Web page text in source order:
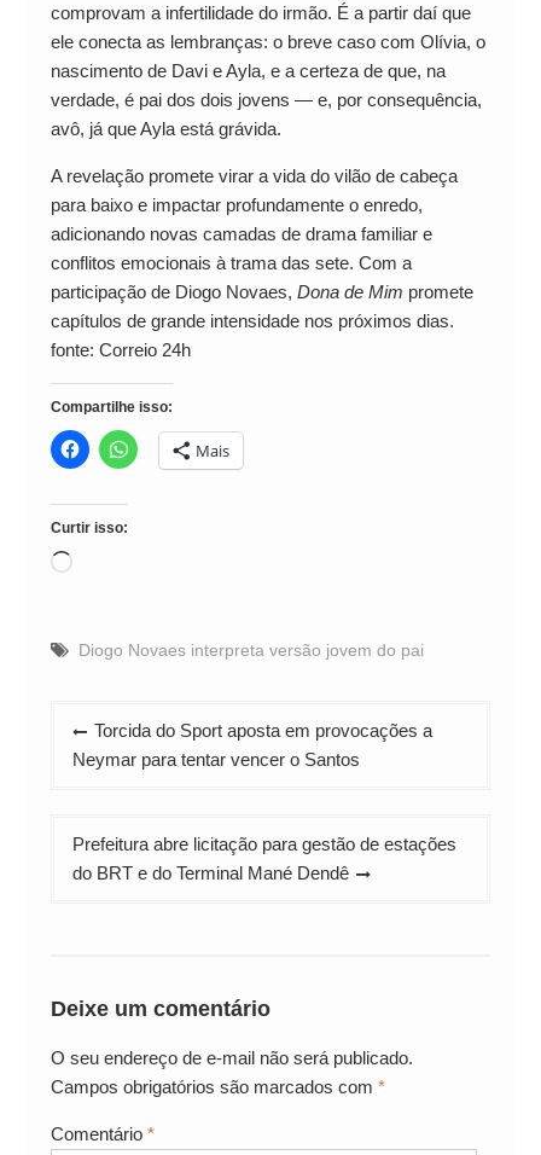
comprovam a infertilidade do irmão. É a partir daí que
ele conecta as lembranças: o breve caso com Olívia, o
nascimento de Davi e Ayla, e a certeza de que, na
verdade, é pai dos dois jovens — e, por consequência,
avô, já que Ayla está grávida.
A revelação promete virar a vida do vilão de cabeça
para baixo e impactar profundamente o enredo,
adicionando novas camadas de drama familiar e
conflitos emocionais à trama das sete. Com a
participação de Diogo Novaes, Dona de Mim promete
capítulos de grande intensidade nos próximos dias.
fonte: Correio 24h
Compartilhe isso:
Mais
Curtir isso:
Carregando...
Diogo Novaes interpreta versão jovem do pai
Navegação
de
Torcida do Sport aposta em provocações a
Neymar para tentar vencer o Santos
Prefeitura abre licitação para gestão de estações
do BRT e do Terminal Mané Dendê
Deixe um comentário
O seu endereço de e-mail não será publicado.
Campos obrigatórios são marcados com *
Comentário *